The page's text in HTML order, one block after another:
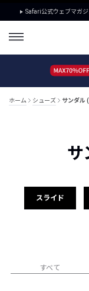
Safari公式ウェブマガジ
ホーム シューズ サンダル
サ
スライド
すべて